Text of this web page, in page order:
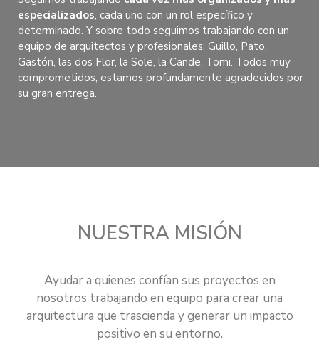
especializados, cada uno con un rol específico y
determinado. Y sobre todo seguimos trabajando con un
equipo de arquitectos y profesionales: Guillo, Pato,
Gastón, las dos Flor, la Sole, la Cande, Tomi. Todos muy
comprometidos, estamos profundamente agradecidos por
su gran entrega.
NUESTRA MISIÓN
Ayudar a quienes confían sus proyectos en
nosotros trabajando en equipo para crear una
arquitectura que trascienda y generar un impacto
positivo en su entorno.